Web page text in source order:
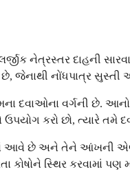
નેત્રસ્તર દાહની
છે, જેનાથી નોંધપાત્ર
દવાઓના વર્ગની છે.
કરો છો, ત્યારે તમે
આવે છે અને તેને આંખની
કોષોને સ્થિર કરવામાં